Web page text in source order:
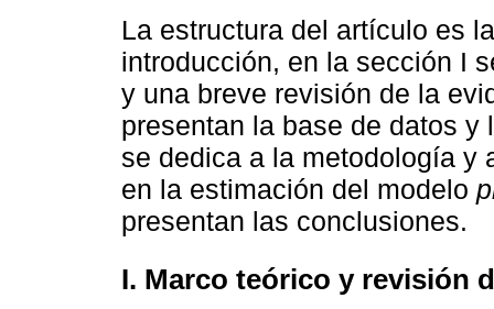
La estructura del artículo es
introducción, en la sección I
y una breve revisión de la
presentan la base de datos
se dedica a la metodología y
en la estimación del modelo
presentan las conclusiones.
I. Marco teórico y revisión